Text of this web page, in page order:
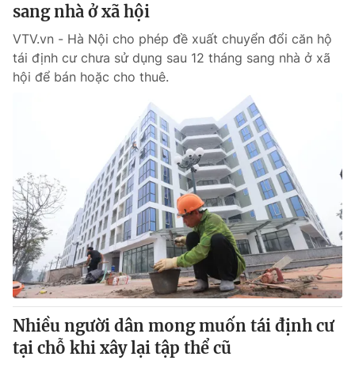
sang nhà ở xã hội
VTV.vn - Hà Nội cho phép đề xuất chuyển đổi căn hộ
tái định cư chưa sử dụng sau 12 tháng sang nhà ở xã
hội để bán hoặc cho thuê.
Nhiều người dân mong muốn tái định cư
tại chỗ khi xây lại tập thể cũ